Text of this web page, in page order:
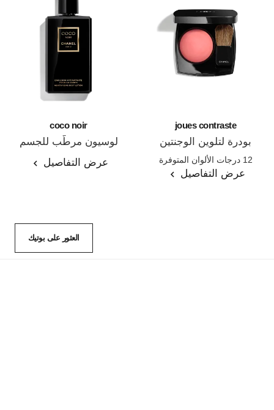
joues contraste
بودرة لتلوين الوجنتين
12 درجات الألوان المتوفرة
عرض التفاصيل
coco noir
لوسيون مرطّب للجسم
عرض التفاصيل
العثور على بوتيك